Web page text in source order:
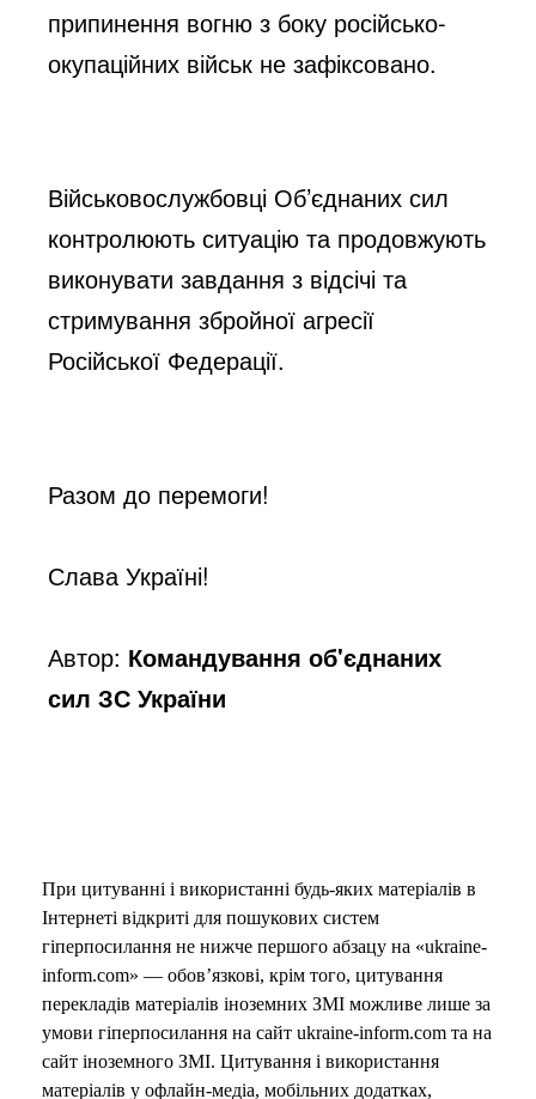
припинення вогню з боку російсько-
окупаційних військ не зафіксовано.
Військовослужбовці Об’єднаних сил
контролюють ситуацію та продовжують
виконувати завдання з відсічі та
стримування збройної агресії
Російської Федерації.
Разом до перемоги!
Слава Україні!
Автор: Командування об'єднаних
сил ЗС України
При цитуванні і використанні будь-яких матеріалів в
Інтернеті відкриті для пошукових систем
гіперпосилання не нижче першого абзацу на «ukraine-
inform.com» — обов’язкові, крім того, цитування
перекладів матеріалів іноземних ЗМІ можливе лише за
умови гіперпосилання на сайт ukraine-inform.com та на
сайт іноземного ЗМІ. Цитування і використання
матеріалів у офлайн-медіа, мобільних додатках,